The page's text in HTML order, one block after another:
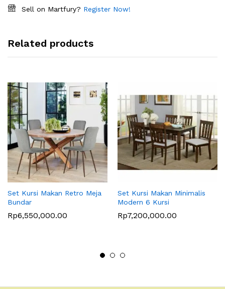
Sell on Martfury? Register Now!
Related products
Set Kursi Makan Retro Meja
Bundar
Rp6,550,000.00
Set Kursi Makan Minimalis
Modern 6 Kursi
Rp7,200,000.00